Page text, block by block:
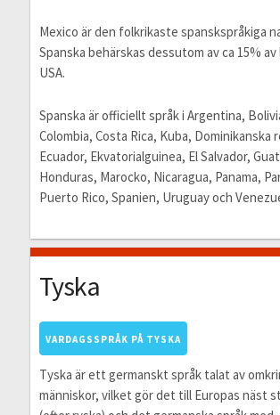
Mexico är den folkrikaste spanskspråkiga
Spanska behärskas dessutom av ca 15%
USA.
Spanska är officiellt språk i Argentina,
Colombia, Costa Rica, Kuba, Dominikanska
Ecuador, Ekvatorialguinea, El Salvador,
Honduras, Marocko, Nicaragua, Panama,
Puerto Rico, Spanien, Uruguay och
Tyska
VARDAGSSPRÅK PÅ TYSKA
Tyska är ett germanskt språk talat av
människor, vilket gör det till Europas näst